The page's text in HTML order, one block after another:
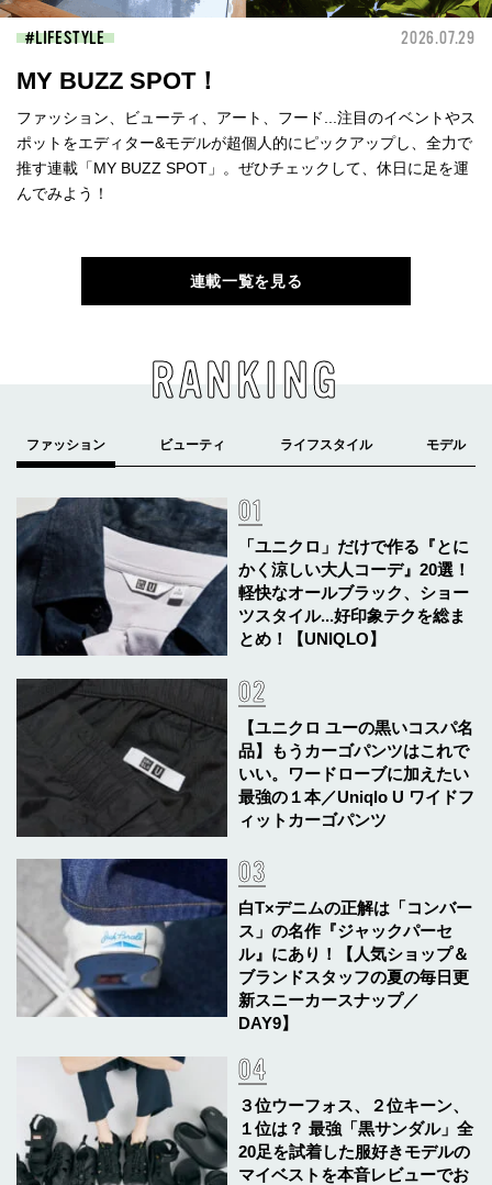
LIFESTYLE 2026.07.29
MY BUZZ SPOT！
ファッション、ビューティ、アート、フード...注目のイベントやス
ポットをエディター&モデルが超個人的にピックアップし、全力で
推す連載「MY BUZZ SPOT」。ぜひチェックして、休日に足を運
んでみよう！
連載一覧を見る
RANKING
「ユニクロ」だけで作る『とに
かく涼しい大人コーデ』20選！
軽快なオールブラック、ショー
ツスタイル...好印象テクを総ま
とめ！【UNIQLO】
【ユニクロ ユーの黒いコスパ名
品】もうカーゴパンツはこれで
いい。ワードローブに加えたい
最強の１本／Uniqlo U ワイドフ
ィットカーゴパンツ
白T×デニムの正解は「コンバー
ス」の名作『ジャックパーセ
ル』にあり！【人気ショップ＆
ブランドスタッフの夏の毎日更
新スニーカースナップ／
DAY9】
３位ウーフォス、２位キーン、
１位は？ 最強「黒サンダル」全
20足を試着した服好きモデルの
マイベストを本音レビューでお